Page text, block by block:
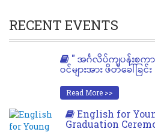
RECENT EVENTS
" အင်္ဂလိပ်ကျပန်းစက
ဝင်များအား ဖိတ်ခေါ်ခြင်း
Read More >>
English for
Graduation